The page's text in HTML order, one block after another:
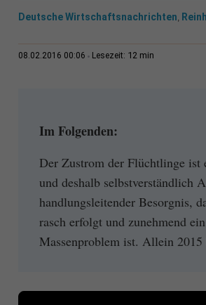
Deutsche Wirtschaftsnachrichten,
08.02.2016 00:06 Lesezeit: 12 min
Im Folgenden:
Der Zustrom der Flüchtlinge ist
und deshalb selbstverständlich
handlungsleitender Besorgnis,
rasch erfolgt und zunehmend ein
Massenproblem ist. Allein 2015